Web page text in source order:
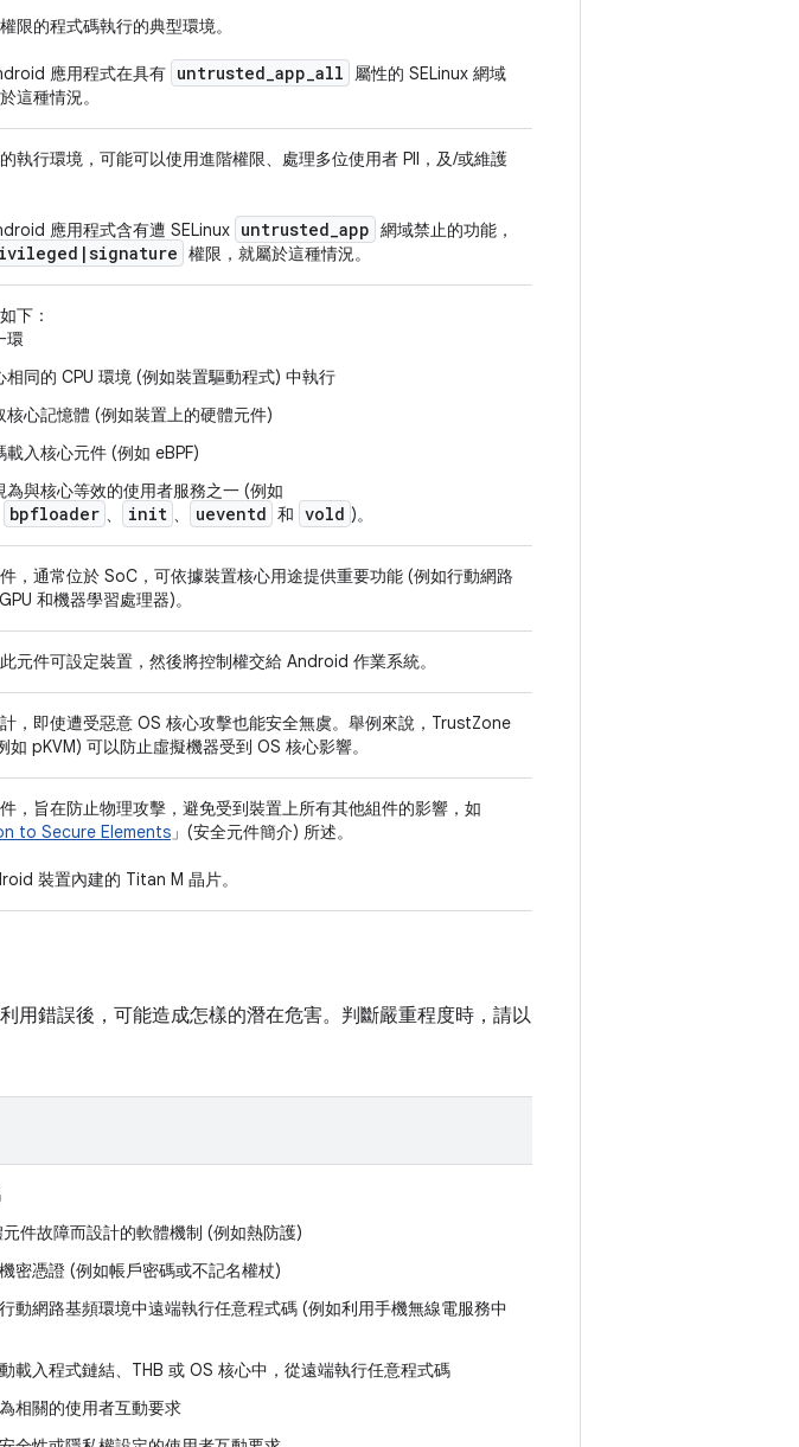
限的程式碼執行的典型環境。
應用程式在具有 untrusted_app_all
屬性的 SELinux 網域
這種情況。
執行環境，可能可以使用進階權限、處理多位使用者 PII，及/或維護
應用程式含有遭 SELinux untrusted_app 網域禁止的功能，
|signature 權限，就屬於這種情況。
下：
環
相同的 CPU 環境 (例如裝置驅動程式) 中執行
核心記憶體 (例如裝置上的硬體元件)
載入核心元件 (例如 eBPF)
為與核心等效的使用者服務之一 (例如
bpfloader 、 init 、 ueventd 和 vold )。
，通常位於 SoC，可依據裝置核心用途提供重要功能 (例如行動網路
和機器學習處理器)。
元件可設定裝置，然後將控制權交給 Android 作業系統。
，即使遭受惡意 OS 核心攻擊也能安全無虞。舉例來說，TrustZone
如 pKVM) 可以防止虛擬機器受到 OS 核心影響。
，旨在防止物理攻擊，避免受到裝置上所有其他組件的影響，如
to Secure Elements 」(安全元件簡介) 所述。
裝置內建的 Titan M 晶片。
用錯誤後，可能造成怎樣的潛在危害。判斷嚴重程度時，請以
件故障而設計的軟體機制 (例如熱防護)
密憑證 (例如帳戶密碼或不記名權杖)
動網路基頻環境中遠端執行任意程式碼 (例如利用手機無線電服務中
載入程式鏈結、THB 或 OS 核心中，從遠端執行任意程式碼
相關的使用者互動要求